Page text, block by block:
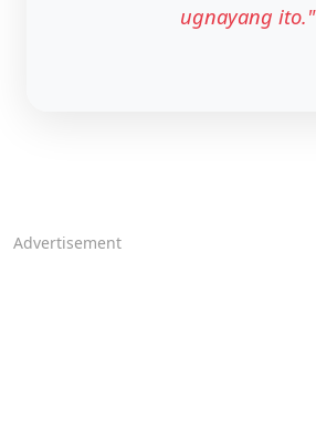
ugnayang ito."
Advertisement